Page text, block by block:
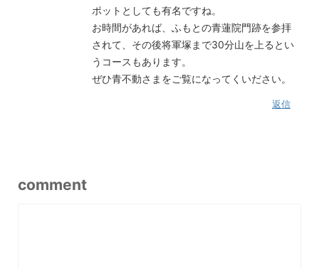
ポットとしても有名ですね。
お時間があれば、ふもとの青蓮院門跡を参拝
されて、その後将軍塚まで30分山を上るとい
うコースもあります。
ぜひ青不動さまをご覧になってくいださい。
返信
comment